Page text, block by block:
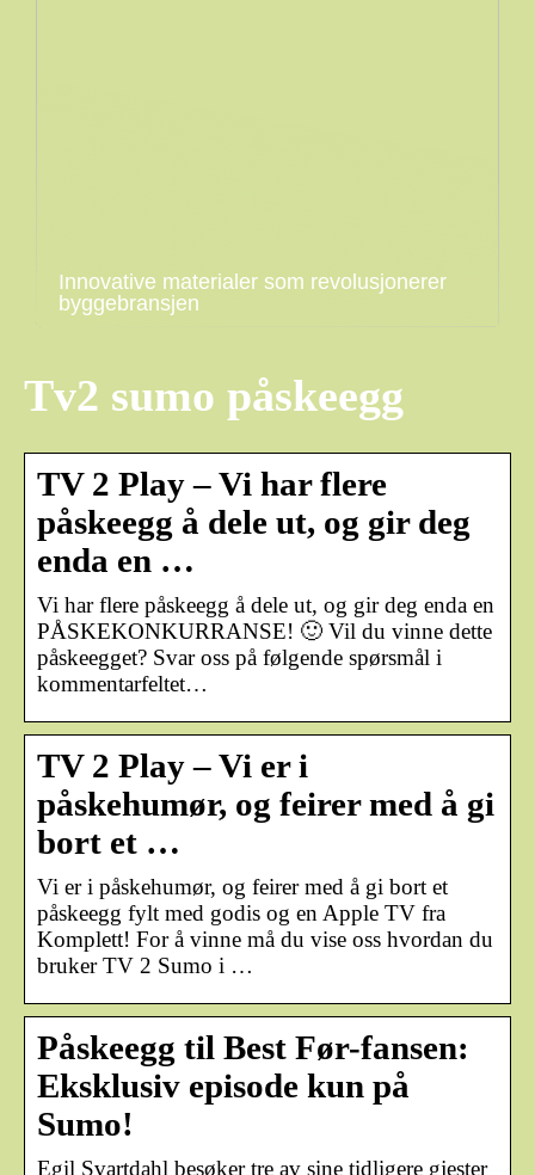
Innovative materialer som revolusjonerer
byggebransjen
Tv2 sumo påskeegg
TV 2 Play – Vi har flere
påskeegg å dele ut, og gir deg
enda en …
Vi har flere påskeegg å dele ut, og gir deg enda en
PÅSKEKONKURRANSE! 🙂 Vil du vinne dette
påskeegget? Svar oss på følgende spørsmål i
kommentarfeltet…
TV 2 Play – Vi er i
påskehumør, og feirer med å gi
bort et …
Vi er i påskehumør, og feirer med å gi bort et
påskeegg fylt med godis og en Apple TV fra
Komplett! For å vinne må du vise oss hvordan du
bruker TV 2 Sumo i …
Påskeegg til Best Før-fansen:
Eksklusiv episode kun på
Sumo!
Egil Svartdahl besøker tre av sine tidligere gjester